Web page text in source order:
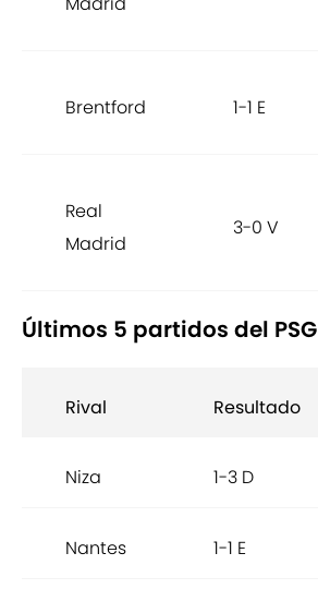
Brentford 1-1 E
Real
Madrid
3-0 V
Últimos 5 partidos del PSG
Rival Resultado
Niza 1-3 D
Nantes 1-1 E